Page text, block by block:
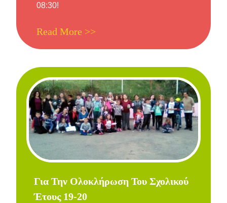
08:30!
Read More >>
Για Την Ολοκλήρωση Του Σχολικού
Έτους 19-20